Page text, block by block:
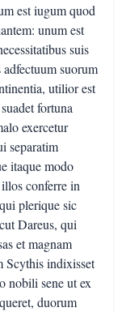
est iugum quod
unum est
suis
suorum
utilior est
fortuna
exercetur
separatim
itaque modo
conferre in
plerique sic
Dareus, qui
et magnam
Scythis indixisset
nobili sene ut ex
duorum